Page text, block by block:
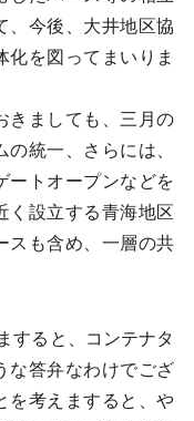
、今後、大井地区協
化を図ってまいりま
ましても、三月の
統一、さらには、
ートオープンなどを
く設立する青海地区
スも含め、一層の共
すると、コンテナタ
な答弁なわけでござ
を考えますると、や